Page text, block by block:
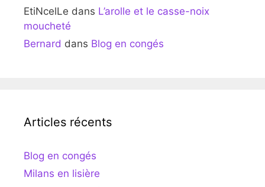
EtiNcelLe dans L’arolle et le casse-noix
moucheté
Bernard dans Blog en congés
Articles récents
Blog en congés
Milans en lisière